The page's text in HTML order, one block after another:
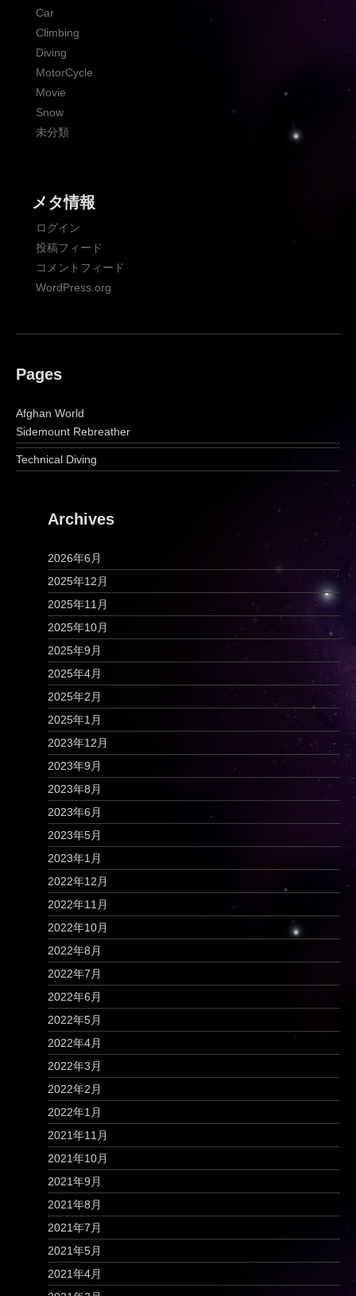
Car
Climbing
Diving
MotorCycle
Movie
Snow
未分類
メタ情報
ログイン
投稿フィード
コメントフィード
WordPress.org
Pages
Afghan World
Sidemount Rebreather
Technical Diving
Archives
2026年6月
2025年12月
2025年11月
2025年10月
2025年9月
2025年4月
2025年2月
2025年1月
2023年12月
2023年9月
2023年8月
2023年6月
2023年5月
2023年1月
2022年12月
2022年11月
2022年10月
2022年8月
2022年7月
2022年6月
2022年5月
2022年4月
2022年3月
2022年2月
2022年1月
2021年11月
2021年10月
2021年9月
2021年8月
2021年7月
2021年5月
2021年4月